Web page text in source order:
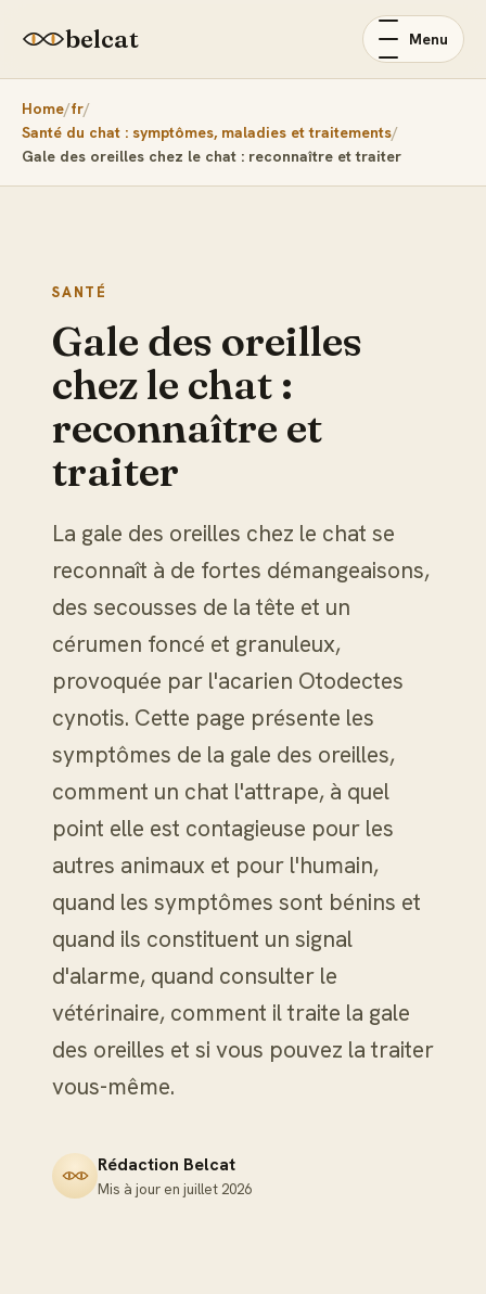
belcat Menu
Home fr
Santé du chat : symptômes, maladies et traitements
Gale des oreilles chez le chat : reconnaître et traiter
SANTÉ
Gale des oreilles
chez le chat :
reconnaître et
traiter
La gale des oreilles chez le chat se
reconnaît à de fortes démangeaisons,
des secousses de la tête et un
cérumen foncé et granuleux,
provoquée par l'acarien Otodectes
cynotis. Cette page présente les
symptômes de la gale des oreilles,
comment un chat l'attrape, à quel
point elle est contagieuse pour les
autres animaux et pour l'humain,
quand les symptômes sont bénins et
quand ils constituent un signal
d'alarme, quand consulter le
vétérinaire, comment il traite la gale
des oreilles et si vous pouvez la traiter
vous-même.
Rédaction Belcat
Mis à jour en juillet 2026